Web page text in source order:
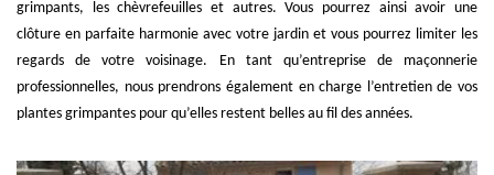
grimpants, les chèvrefeuilles et autres. Vous pourrez ainsi avoir une
clôture en parfaite harmonie avec votre jardin et vous pourrez limiter les
regards de votre voisinage. En tant qu’entreprise de maçonnerie
professionnelles, nous prendrons également en charge l’entretien de vos
plantes grimpantes pour qu’elles restent belles au fil des années.